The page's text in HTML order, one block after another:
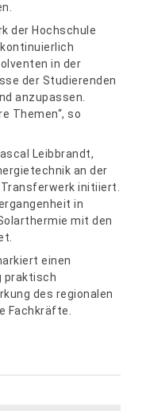
der Hochschule
in der
der Studierenden
anzupassen.
Themen“, so
Leibbrandt,
an der
Transferwerk initiiert.
in
mit den
einen
praktisch
des regionalen
Fachkräfte.